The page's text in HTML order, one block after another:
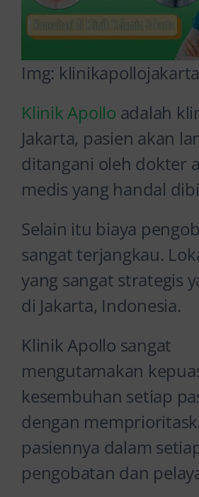
Img:
Klinik Apollo adalah
Jakarta, pasien akan
ditangani oleh dokter
medis yang handal
Selain itu biaya
sangat terjangkau.
yang sangat strategis
di Jakarta, Indonesia.
Klinik Apollo sangat
mengutamakan
kesembuhan setiap
dengan
pasiennya dalam
pengobatan dan